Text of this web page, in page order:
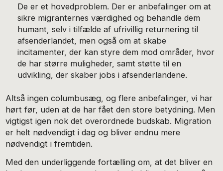
De er et hovedproblem. Der er anbefalinger om at
sikre migranternes værdighed og behandle dem
humant, selv i tilfælde af ufrivillig returnering til
afsenderlandet, men også om at skabe
incitamenter, der kan styre dem mod områder, hvor
de har større muligheder, samt støtte til en
udvikling, der skaber jobs i afsenderlandene.
Altså ingen columbusæg, og flere anbefalinger, vi har
hørt før, uden at de har fået den store betydning. Men
vigtigst igen nok det overordnede budskab. Migration
er helt nødvendigt i dag og bliver endnu mere
nødvendigt i fremtiden.
Med den underliggende fortælling om, at det bliver en